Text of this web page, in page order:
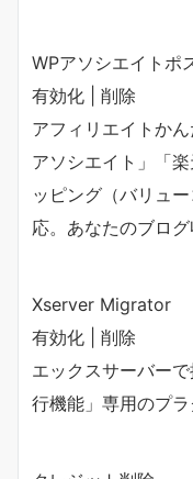
WPアソシエイトポ
有効化 | 削除
アフィリエイトか
アソシエイト」「
ッピング（バリュ
応。あなたのブログ
Xserver Migrator
有効化 | 削除
エックスサーバー
行機能」専用のプラ